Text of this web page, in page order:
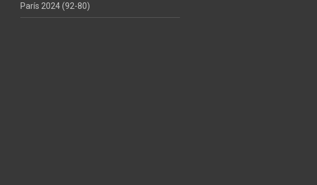
París 2024 (92-80)